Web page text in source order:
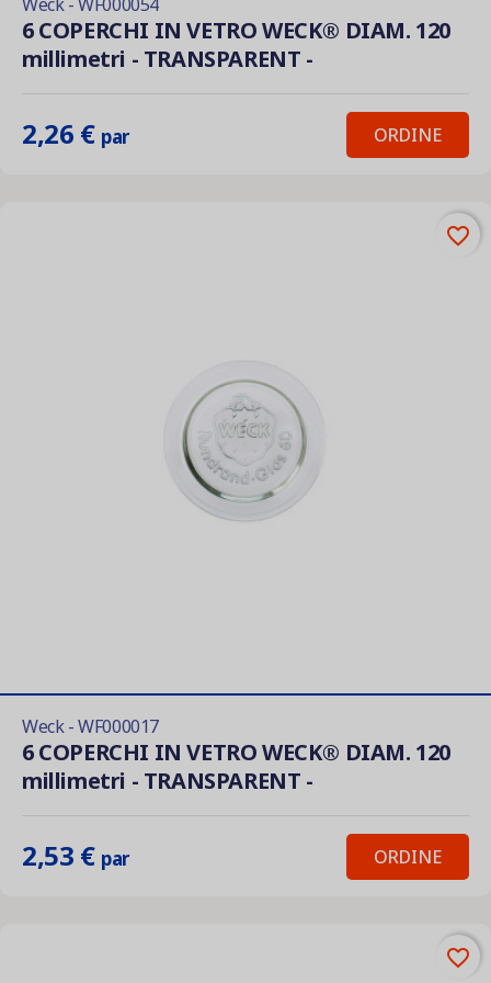
6 COPERCHI IN VETRO WECK® DIAM. 120
millimetri - TRANSPARENT -
2,26 € par ORDINE
Weck - WF000017
6 COPERCHI IN VETRO WECK® DIAM. 120
millimetri - TRANSPARENT -
2,53 € par ORDINE
favorite_border
favorite_border